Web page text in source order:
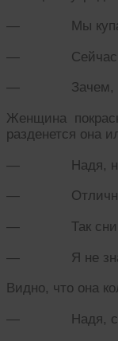
— Мы
— Сейчас, я
— Зачем, у
Женщина
разденется она
— Надя, ну
— Отлично, и
— Так
— Я не
Видно, что она
— Надя, сними